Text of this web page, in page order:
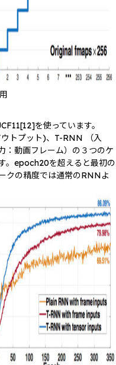
を使っています。
トプット)、T-RNN （入
：動画フレーム）の３つのケ
。epoch20を超えると最初の
クの精度では通常のRNNよ